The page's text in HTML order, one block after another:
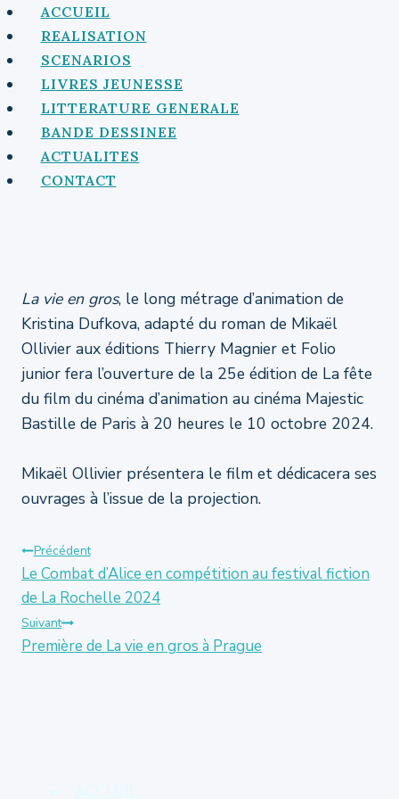
Aller
au
contenu
ACCUEIL
REALISATION
SCENARIOS
LIVRES JEUNESSE
LITTERATURE GENERALE
BANDE DESSINEE
ACTUALITES
CONTACT
La vie en gros, le long métrage d’animation de
Kristina Dufkova, adapté du roman de Mikaël
Ollivier aux éditions Thierry Magnier et Folio
junior fera l’ouverture de la 25e édition de La fête
du film du cinéma d’animation au cinéma Majestic
Bastille de Paris à 20 heures le 10 octobre 2024.
Mikaël Ollivier présentera le film et dédicacera ses
ouvrages à l’issue de la projection.
Navigation
de
l’article
Précédent
Le Combat d’Alice en compétition au festival fiction
de La Rochelle 2024
Suivant
Première de La vie en gros à Prague